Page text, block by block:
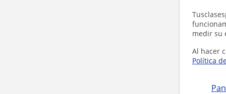
medir su
Al hacer
Política